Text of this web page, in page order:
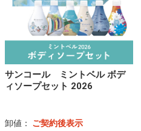
サンコール ミントベル ボデ
ィソープセット 2026
卸値： ご契約後表示